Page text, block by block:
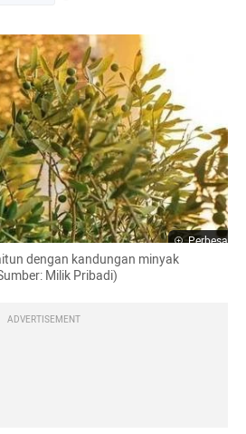
Perbesar
dengan kandungan minyak
Milik Pribadi)
ADVERTISEMENT